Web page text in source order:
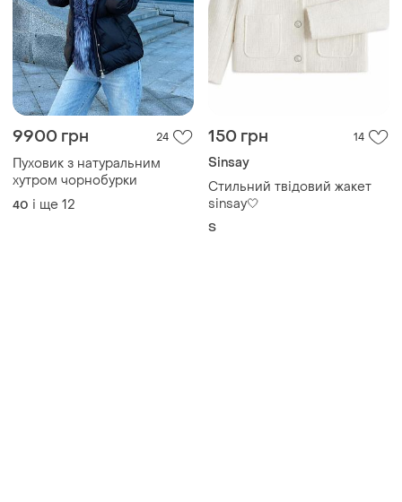
9900 грн 24
Пуховик з натуральним
хутром чорнобурки
40 і ще 12
150 грн 14
Sinsay
Стильний твідовий жакет
sinsay🤍
S